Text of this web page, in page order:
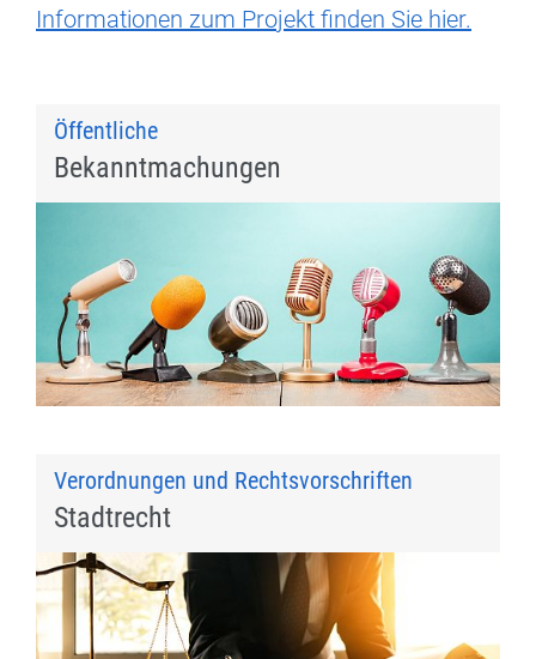
Informationen zum Projekt finden Sie hier.
Öffentliche
Bekanntmachungen
Verordnungen und Rechtsvorschriften
Stadtrecht